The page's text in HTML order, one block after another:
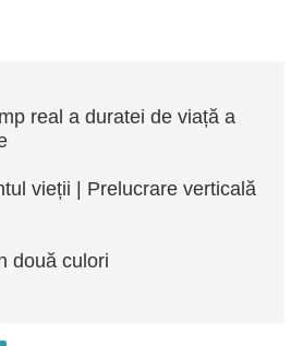
real a duratei de viață a
vieții | Prelucrare verticală
două culori